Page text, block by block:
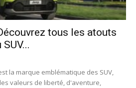
tous les atouts
la marque emblématique des SUV,
valeurs de liberté, d'aventure,